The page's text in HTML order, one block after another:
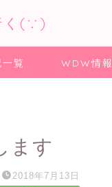
く(∵)
覧 WDW情報
ます
2018年7月13日